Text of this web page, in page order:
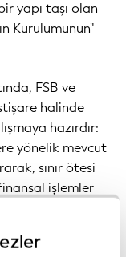
yapı taşı olan
Kurulumunun"
FSB ve
halinde
hazırdır:
yönelik mevcut
sınır ötesi
işlemler
Bu
2021'e kadar